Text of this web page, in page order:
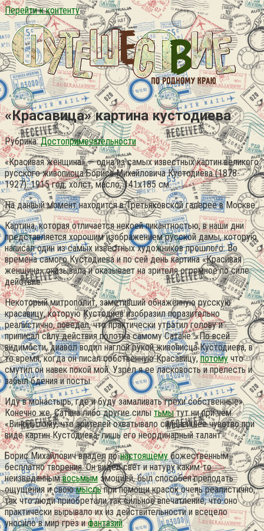
Перейти к контенту
«Красавица» картина кустодиева
Рубрика: Достопримечательности
«Красивая женщина» — одна из самых известных картин великого
русского живописца Бориса Михайловича Кустодиева (1878-
1927). 1915 год, холст, масло, 141х185 см.
На данный момент находится в Третьяковской галерее в Москве.
Картина, которая отличается некоей пикантностью, в наши дни
представляется хорошим изображением русской дамы, которую
написал один из самых известных художников прошлого. Во
времена самого Кустодиева и по сей день картина «Красивая
женщина» оказывала и оказывает на зрителя огромное по силе
действие.
Некоторый митрополит, заметивший обнажённую русскую
красавицу, которую Кустодиев изобразил поразительно
реалистично, поведал, что практически утратил голову и
приписал силу действия полотна самому Сатане: «По всей
видимости, диавол водил наглой рукой живописца Кустодиева, в
то время, когда он писал собственную Кpасавицу,потому что
смутил он навек покой мой. Узрел я ее ласковость и прелесть и
забыл бдения и посты.
Иду в монастырь, где и буду замаливать грехи собственные».
Конечно же, Сатана либо другие силытьмытут ни при чём.
«Виной» тому, что зрителей охватывало сильнейшее чувство при
виде картин Кустодиева, лишь его неординарный талант.
Борис Михайлович владел по-настоящемубожественным
бесплатно творения. Он видел свет и натуру каким-то
неизведаннымвосьмым эмоцией, был способен преподать
ощущения и своюмысльпри помощи красок очень реалистично,
так что люди приобретали так сильное впечатление, что оно
практически вырывало их из действительности и всецело
уносило в мир грёз ифантазий.